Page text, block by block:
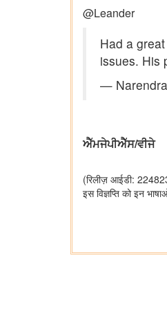
@Leander
Had a
issues. His
—
ਐੱਮਜੇਪੀਐੱਸ/ਵੀਜੇ
(रिलीज़ आईडी:
इस विज्ञप्ति को इन